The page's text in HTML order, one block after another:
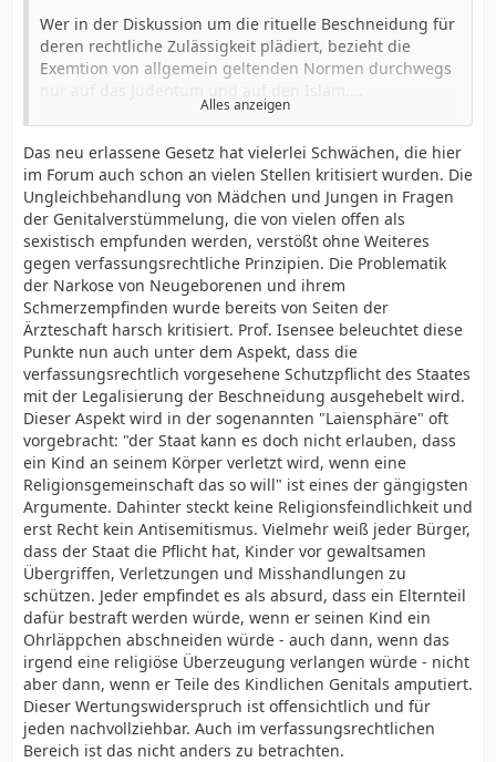
sondern das Grundrecht. Sein Träger erkennt der
Beschneidung religiöse Bedeutung zu. Doch ob der Akt
damit auch als religiös im Sinne der Grundrechte aus
Art. 4 und Art. 6 Abs. 2 GG gilt, entscheidet sich nach
den weltlichen Kriterien der staatlichen Verfassung. Die
Begriffe „Glaube“, „religiöses Bekenntnis“ und
„Religionsausübung“ in Art. 4 GG sind keine religiösen,
sondern säkulare Begriffe, nicht subjektive
Prätentionen, sondern objektive Vorgaben. Die
Grundrechte bieten dem Einzelnen rechtliche Räume,
sich in seiner Subjektivität zu entfalten, nicht aber über
Art, Reichweite und Grenzen dieser Räume zu
disponieren.
Denn damit könnte er über den Freiraum der anderen
bestimmen. Da diese das gleiche Recht beanspruchen
könnten, schlüge grundrechtliche Freiheit um in
Anarchie. Daher enthält das Grundrecht der Eltern zur
religiösen Erziehung keine Ermächtigung dazu, die
Amputation der Vorhaut als exklusiv religiösen Akt zu
deklarieren....
...
Der Grenzstreit zwischen dem religiösen
Erziehungsrecht der Eltern und der körperlichen
Unversehrtheit des Kindes kann nur nach objektiven,
verallgemeinerungsfähigen Kriterien entschieden
werden...
...
Aus den Individualgrundrechten der Beteiligten läßt
sich die Beschneidung nicht rechtfertigen. Doch stellt
sich die Frage, ob sich die Rechtfertigung nicht aus den
Kollektivgrundrechten der Glaubensgemeinschaft
ergibt, um deren Initiationsritus es sich handelt.
...
Das Verfassungsrecht wird hier abgelöst durch den
Wer in der Diskussion um die rituelle Beschneidung für
deren rechtliche Zulässigkeit plädiert, bezieht die
Exemtion von allgemein geltenden Normen durchwegs
Rationalität, der Verallgemeinerungsfähigkeit und der
Rechtsgleichheit genügen diese Gründe nicht.
...
Ein genereller Traditionsvorbehalt ist der Verfassung
fremd. Sie ist ausgelegt auf Neubegründung der
staatlichen Ordnung, nach rationalen Prinzipien aus
dem aufklärerischen Geist der Freiheit. Ihr normativer
Geltungsanspruch setzt sich im Konfliktfall über das
geschichtlich Gewordene hinweg. Die Verfassung ist in
Wesen und Wirkung ungeschichtlich.
...
Das gilt in besonderem Maße für die Grundrechte, die,
ausgerichtet auf die universale, emanzipatorische Idee
der Menschenrechte, alle hergebrachten Ordnungen
unter Rechtfertigungszwang stellen ...
...
Die Vorzugsstellung der Ehe wird in der neueren
Rechtsentwicklung abgebaut durch Aufwertung der
gleichgeschlechtlichen Partnerschaft. Selbst das BVerfG
folgt mehr dem Zeitgeist als dem Wort der Verfassung
und der sich in deren Wort verkörpernden Tradition.
Alles anzeigen
Das neu erlassene Gesetz hat vielerlei Schwächen, die hier
im Forum auch schon an vielen Stellen kritisiert wurden. Die
Ungleichbehandlung von Mädchen und Jungen in Fragen
der Genitalverstümmelung, die von vielen offen als
sexistisch empfunden werden, verstößt ohne Weiteres
gegen verfassungsrechtliche Prinzipien. Die Problematik
der Narkose von Neugeborenen und ihrem
Schmerzempfinden wurde bereits von Seiten der
Ärzteschaft harsch kritisiert. Prof. Isensee beleuchtet diese
Punkte nun auch unter dem Aspekt, dass die
verfassungsrechtlich vorgesehene Schutzpflicht des Staates
mit der Legalisierung der Beschneidung ausgehebelt wird.
Dieser Aspekt wird in der sogenannten "Laiensphäre" oft
vorgebracht: "der Staat kann es doch nicht erlauben, dass
ein Kind an seinem Körper verletzt wird, wenn eine
Religionsgemeinschaft das so will" ist eines der gängigsten
Argumente. Dahinter steckt keine Religionsfeindlichkeit und
erst Recht kein Antisemitismus. Vielmehr weiß jeder Bürger,
dass der Staat die Pflicht hat, Kinder vor gewaltsamen
Übergriffen, Verletzungen und Misshandlungen zu
schützen. Jeder empfindet es als absurd, dass ein Elternteil
dafür bestraft werden würde, wenn er seinen Kind ein
Ohrläppchen abschneiden würde - auch dann, wenn das
irgend eine religiöse Überzeugung verlangen würde - nicht
aber dann, wenn er Teile des Kindlichen Genitals amputiert.
Dieser Wertungswiderspruch ist offensichtlich und für
jeden nachvollziehbar. Auch im verfassungsrechtlichen
Bereich ist das nicht anders zu betrachten.